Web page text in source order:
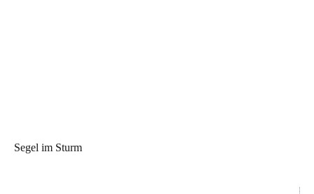
Segel im Sturm